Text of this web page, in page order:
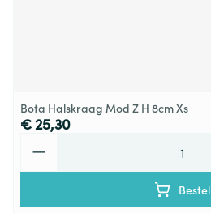
Bota Halskraag Mod Z H 8cm Xs
€ 25,30
Bestel